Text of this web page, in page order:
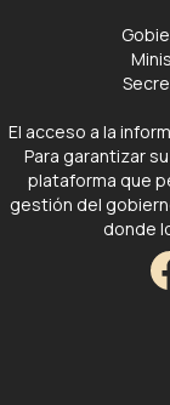
El acceso a la
Para garantizar
plataforma que
gestión del
donde